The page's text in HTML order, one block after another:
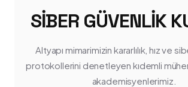
SIBER GÜVENLIK
Altyapı mimarimizin kararlılık, hız ve
protokollerini denetleyen kıdemli
akademisyenlerimiz.